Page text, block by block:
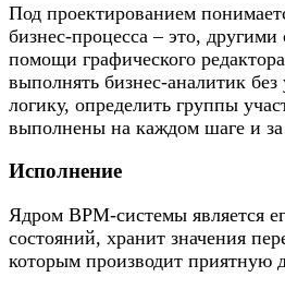
Под проектированием
бизнес-процесса – это,
помощи графического
выполнять бизнес-аналитик
логику, определить группы
выполнены на каждом шаге и за
Исполнение
Ядром BPM-системы является
состояний, хранит значения
которым производит приятную